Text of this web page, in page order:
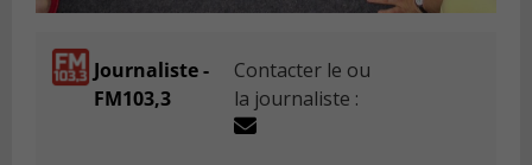
Journaliste -
FM103,3
Contacter le ou
la journaliste :